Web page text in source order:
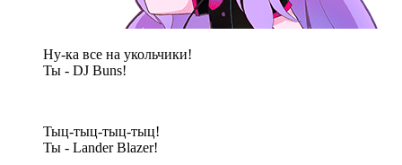
Ну-ка все на укольчики!
Ты - DJ Buns!
Тыц-тыц-тыц-тыц!
Ты - Lander Blazer!